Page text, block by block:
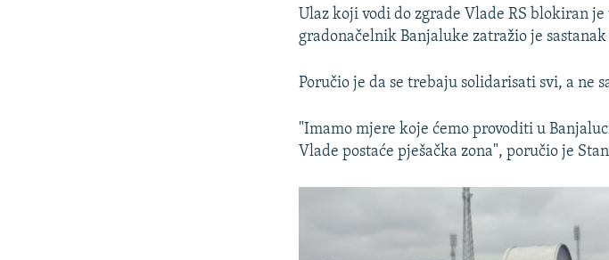
Ulaz koji vodi do zgrade Vlade RS blokiran
gradonačelnik Banjaluke zatražio je
Poručio je da se trebaju solidarisati svi, a ne
"Imamo mjere koje ćemo provoditi u
Vlade postaće pješačka zona", poručio je